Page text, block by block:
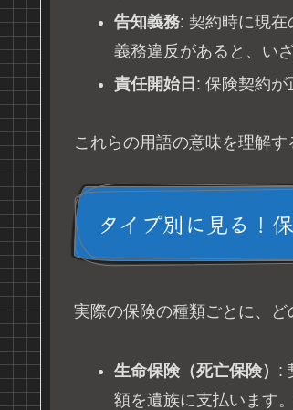
告知義務: 契約時に現在
義務違反があると、い
責任開始日 : 保険契約が
これらの用語の意味を理解
タイプ別に見る！
実際の保険の種類ごとに、ど
生命保険（死亡保険） :
額を遺族に支払います